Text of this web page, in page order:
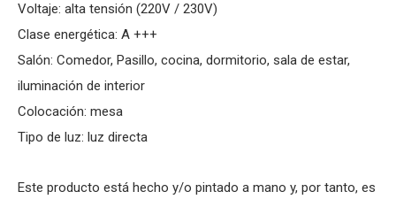
Voltaje: alta tensión (220V / 230V)
Clase energética: A +++
Salón: Comedor, Pasillo, cocina, dormitorio, sala de estar,
iluminación de interior
Colocación: mesa
Tipo de luz: luz directa
Este producto está hecho y/o pintado a mano y, por tanto, es